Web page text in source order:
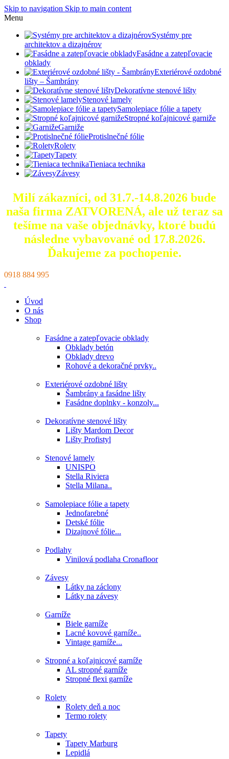
Skip to navigation Skip to main content
Menu
Systémy pre
architektov a dizajnérov
Fasádne a zatepľovacie
obklady
Exteriérové ozdobné
lišty – Šambrány
Dekoratívne stenové lišty
Stenové lamely
Samolepiace fólie a tapety
Stropné koľajnicové garniže
Garniže
Protislnečné fólie
Rolety
Tapety
Tieniaca technika
Závesy
Milí zákazníci, od 31.7.-14.8.2026 bude
naša firma ZATVORENÁ, ale už teraz sa
tešíme na vaše objednávky, ktoré budú
následne vybavované od 17.8.2026.
Ďakujeme za pochopenie.
0918 884 995
Úvod
O nás
Shop
Fasádne a zatepľovacie obklady
Obklady betón
Obklady drevo
Rohové a dekoračné prvky..
Exteriérové ozdobné lišty
Šambrány a fasádne lišty
Fasádne doplnky - konzoly...
Dekoratívne stenové lišty
Lišty Mardom Decor
Lišty Profistyl
Stenové lamely
UNISPO
Stella Riviera
Stella Milana..
Samolepiace fólie a tapety
Jednofarebné
Detské fólie
Dizajnové fólie...
Podlahy
Vinilová podlaha Cronafloor
Závesy
Látky na záclony
Látky na závesy
Garníže
Biele garníže
Lacné kovové garníže..
Vintage garníže...
Stropné a koľajnicové garníže
AL stropné garníže
Stropné flexi garníže
Rolety
Rolety deň a noc
Termo rolety
Tapety
Tapety Marburg
Lepidlá